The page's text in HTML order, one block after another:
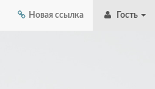
Новая ссылка Гость